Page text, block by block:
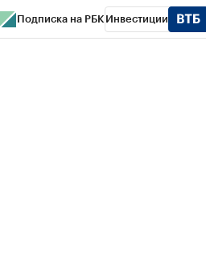
Подписка на РБК Инвестиции